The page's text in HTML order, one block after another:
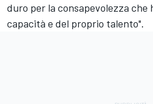
duro per la consapevolezza che
capacità e del proprio talento".